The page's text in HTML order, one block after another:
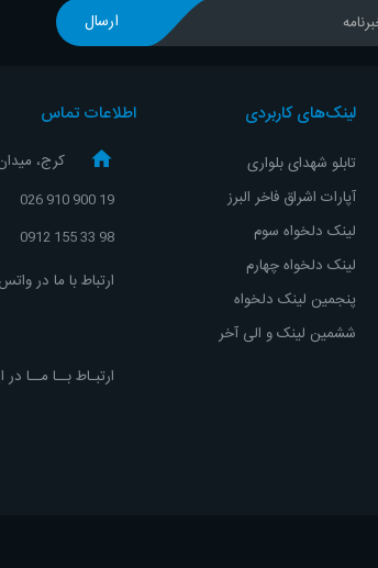
ارسال
لینک‌های کاربردی
تابلو شهدای بلواری
آپارات اشراق فاخر البرز
لینک دلخواه سوم
لینک دلخواه چهارم
پنجمین لینک دلخواه
ششمین لینک و الی آخر
اطلاعات تماس
کرج،
19 900 910 026
98 33 155 0912
ارتباط با ما در
ارتبـاط بــا مــا در